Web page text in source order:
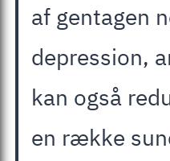
af gentagen
depression,
kan også
en række